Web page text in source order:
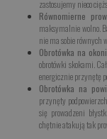
zastosujemy nieco
Równomierne
maksymalnie wolno.
nie ma sobie równych
Obrotówka na
obrotówki skokami.
energicznie przynętę
Obrotówka na
przynęty
się prowadzeni
chętnie atakują tak